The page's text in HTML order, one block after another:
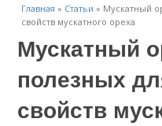
Главная » Статьи » Мускатный
свойств мускатного ореха
Мускатный
полезных
свойств